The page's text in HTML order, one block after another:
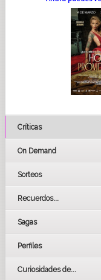
Críticas
On Demand
Sorteos
Recuerdos...
Sagas
Perfiles
Curiosidades de...